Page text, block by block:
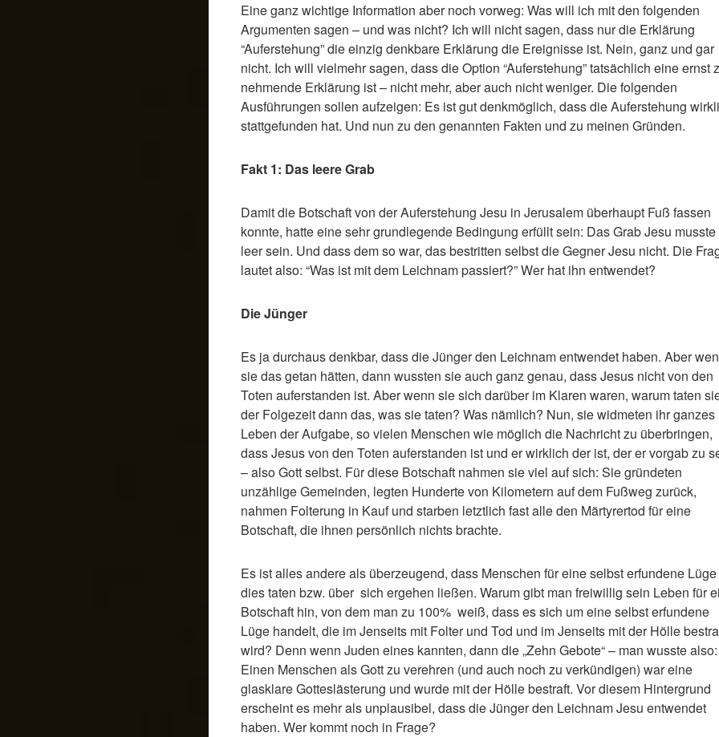
Eine ganz wichtige Information aber noch vorweg: Was will ich mit den folgenden
Argumenten sagen – und was nicht? Ich will nicht sagen, dass nur die Erklärung
“Auferstehung” die einzig denkbare Erklärung die Ereignisse ist. Nein, ganz und gar
nicht. Ich will vielmehr sagen, dass die Option “Auferstehung” tatsächlich eine ernst
nehmende Erklärung ist – nicht mehr, aber auch nicht weniger. Die folgenden
Ausführungen sollen aufzeigen: Es ist gut denkmöglich, dass die Auferstehung
stattgefunden hat. Und nun zu den genannten Fakten und zu meinen Gründen.
Fakt 1: Das leere Grab
Damit die Botschaft von der Auferstehung Jesu in Jerusalem überhaupt Fuß fassen
konnte, hatte eine sehr grundlegende Bedingung erfüllt sein: Das Grab Jesu musste
leer sein. Und dass dem so war, das bestritten selbst die Gegner Jesu nicht. Die
lautet also: “Was ist mit dem Leichnam passiert?” Wer hat ihn entwendet?
Die Jünger
Es ja durchaus denkbar, dass die Jünger den Leichnam entwendet haben. Aber
sie das getan hätten, dann wussten sie auch ganz genau, dass Jesus nicht von den
Toten auferstanden ist. Aber wenn sie sich darüber im Klaren waren, warum taten
der Folgezeit dann das, was sie taten? Was nämlich? Nun, sie widmeten ihr ganzes
Leben der Aufgabe, so vielen Menschen wie möglich die Nachricht zu überbringen,
dass Jesus von den Toten auferstanden ist und er wirklich der ist, der er vorgab zu
– also Gott selbst. Für diese Botschaft nahmen sie viel auf sich: Sie gründeten
unzählige Gemeinden, legten Hunderte von Kilometern auf dem Fußweg zurück,
nahmen Folterung in Kauf und starben letztlich fast alle den Märtyrertod für eine
Botschaft, die ihnen persönlich nichts brachte.
Es ist alles andere als überzeugend, dass Menschen für eine selbst erfundene
dies taten bzw. über sich ergehen ließen. Warum gibt man freiwillig sein Leben für
Botschaft hin, von dem man zu 100% weiß, dass es sich um eine selbst erfundene
Lüge handelt, die im Jenseits mit Folter und Tod und im Jenseits mit der Hölle
wird? Denn wenn Juden eines kannten, dann die „Zehn Gebote“ – man wusste also:
Einen Menschen als Gott zu verehren (und auch noch zu verkündigen) war eine
glasklare Gotteslästerung und wurde mit der Hölle bestraft. Vor diesem Hintergrund
erscheint es mehr als unplausibel, dass die Jünger den Leichnam Jesu entwendet
haben. Wer kommt noch in Frage?